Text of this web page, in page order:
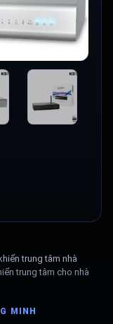
trung tâm nhà
trung tâm cho nhà
MINH